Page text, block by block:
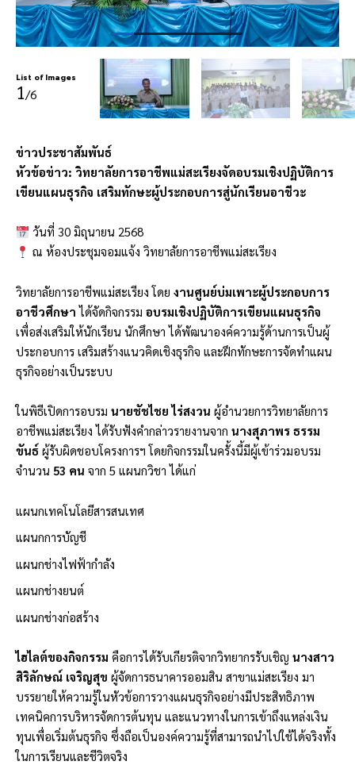
List of Images
1/6
ข่าวประชาสัมพันธ์
หัวข้อข่าว: วิทยาลัยการอาชีพแม่สะเรียงจัดอบรมเชิงปฏิบัติการ
เขียนแผนธุรกิจ เสริมทักษะผู้ประกอบการสู่นักเรียนอาชีวะ
วันที่ 30 มิถุนายน 2568
ณ ห้องประชุมจอมแจ้ง วิทยาลัยการอาชีพแม่สะเรียง
วิทยาลัยการอาชีพแม่สะเรียง โดย งานศูนย์บ่มเพาะผู้ประกอบการ
อาชีวศึกษา ได้จัดกิจกรรม อบรมเชิงปฏิบัติการเขียนแผนธุรกิจ
เพื่อส่งเสริมให้นักเรียน นักศึกษา ได้พัฒนาองค์ความรู้ด้านการเป็นผู้
ประกอบการ เสริมสร้างแนวคิดเชิงธุรกิจ และฝึกทักษะการจัดทำแผน
ธุรกิจอย่างเป็นระบบ
ในพิธีเปิดการอบรม นายชัชไชย ไร่สงวน ผู้อำนวยการวิทยาลัยการ
อาชีพแม่สะเรียง ได้รับฟังคำกล่าวรายงานจาก นางสุภาพร ธรรม
ขันธ์ ผู้รับผิดชอบโครงการฯ โดยกิจกรรมในครั้งนี้มีผู้เข้าร่วมอบรม
จำนวน 53 คน จาก 5 แผนกวิชา ได้แก่
แผนกเทคโนโลยีสารสนเทศ
แผนกการบัญชี
แผนกช่างไฟฟ้ากำลัง
แผนกช่างยนต์
แผนกช่างก่อสร้าง
ไฮไลต์ของกิจกรรม คือการได้รับเกียรติจากวิทยากรรับเชิญ นางสาว
สิริลักษณ์ เจริญสุข ผู้จัดการธนาคารออมสิน สาขาแม่สะเรียง มา
บรรยายให้ความรู้ในหัวข้อการวางแผนธุรกิจอย่างมีประสิทธิภาพ
เทคนิคการบริหารจัดการต้นทุน และแนวทางในการเข้าถึงแหล่งเงิน
ทุนเพื่อเริ่มต้นธุรกิจ ซึ่งถือเป็นองค์ความรู้ที่สามารถนำไปใช้ได้จริงทั้ง
ในการเรียนและชีวิตจริง